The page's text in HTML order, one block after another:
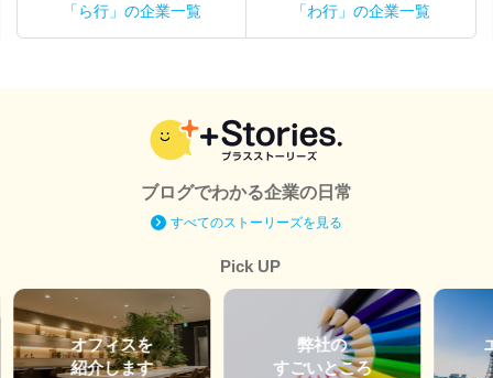
「ら行」の企業一覧 「わ行」の企業一覧
ブログでわかる企業の日常
すべてのストーリーズを見る
Pick UP
オフィスを
紹介します
弊社の
すごいところ